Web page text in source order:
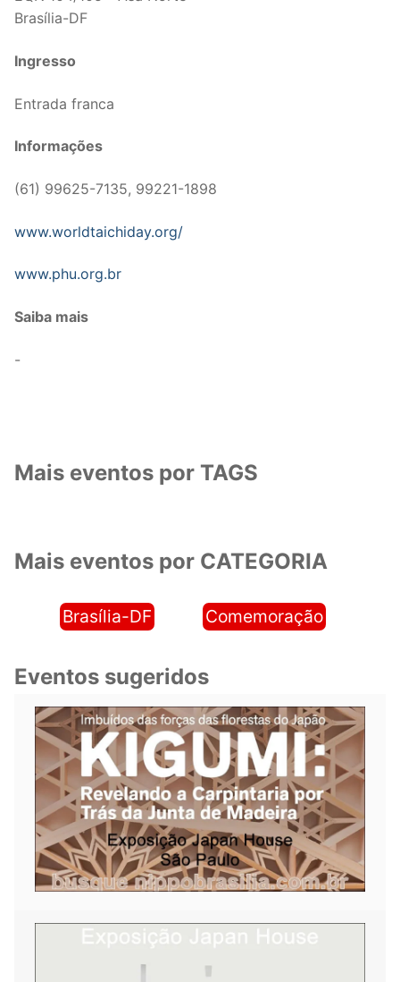
Brasília-DF
Ingresso
Entrada franca
Informações
(61) 99625-7135, 99221-1898
www.worldtaichiday.org/
www.phu.org.br
Saiba mais
-
Mais eventos por TAGS
Mais eventos por CATEGORIA
Brasília-DF Comemoração
Eventos sugeridos